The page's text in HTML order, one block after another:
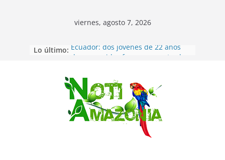
Saltar
viernes, agosto 7, 2026
Lo último: Ecuador: dos jóvenes de 22 años
Sentencian a 34 años de prisión a
implicados en caso de Alison,
oriunda de Tena
Vozinha, el arquero sensación de
cabo Verde, ya llegó para
incorporarse a Colo Colo de Chile
Pastaza: la parroquia Diez de